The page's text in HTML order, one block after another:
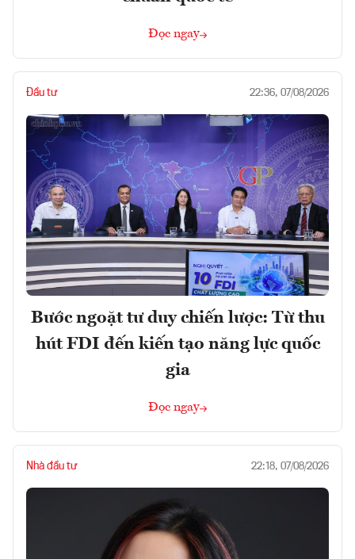
Đọc ngay
Đầu tư 22:36, 07/08/2026
Bước ngoặt tư duy chiến lược: Từ thu
hút FDI đến kiến tạo năng lực quốc
gia
Đọc ngay
Nhà đầu tư 22:18, 07/08/2026